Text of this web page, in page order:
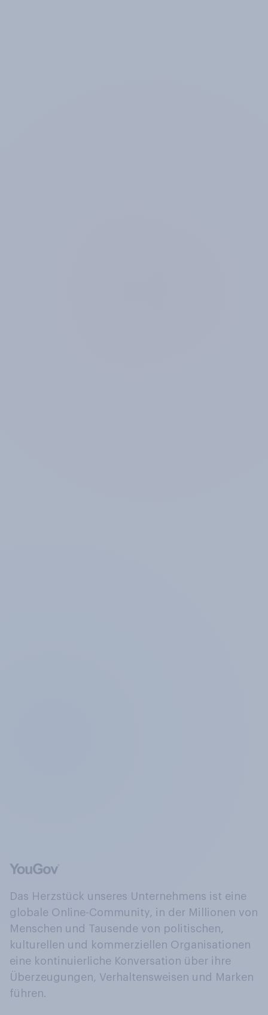
Das Herzstück unseres Unternehmens ist eine
globale Online-Community, in der Millionen von
Menschen und Tausende von politischen,
kulturellen und kommerziellen Organisationen
eine kontinuierliche Konversation über ihre
Überzeugungen, Verhaltensweisen und Marken
führen.